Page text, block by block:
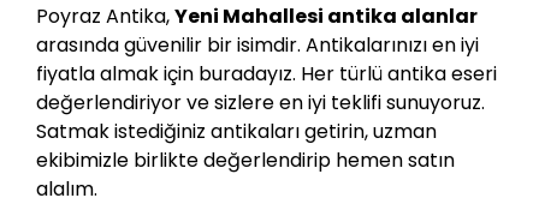
Poyraz Antika,Yeni Mahallesi antika alanlar
arasında güvenilir bir isimdir. Antikalarınızı en iyi
fiyatla almak için buradayız. Her türlü antika eseri
değerlendiriyor ve sizlere en iyi teklifi sunuyoruz.
Satmak istediğiniz antikaları getirin, uzman
ekibimizle birlikte değerlendirip hemen satın
alalım.